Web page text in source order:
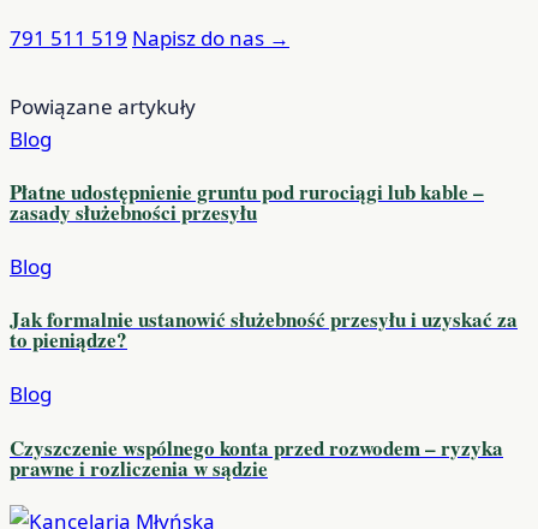
791 511 519 Napisz do nas →
Powiązane artykuły
Blog
Płatne udostępnienie gruntu pod rurociągi lub kable –
zasady służebności przesyłu
Blog
Jak formalnie ustanowić służebność przesyłu i uzyskać za
to pieniądze?
Blog
Czyszczenie wspólnego konta przed rozwodem – ryzyka
prawne i rozliczenia w sądzie